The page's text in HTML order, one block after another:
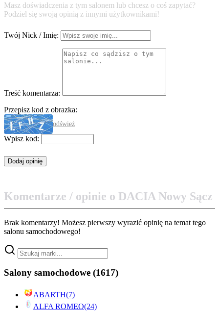
Masz doświadczenia z tym salonem lub chcesz o coś zapytać?
Podziel się swoją opinią z innymi użytkownikami!
Twój Nick / Imię:
Treść komentarza:
Przepisz kod z obrazka:
odśwież
Wpisz kod:
Komentarze / opinie o DACIA Nowy Sącz
Brak komentarzy! Możesz pierwszy wyrazić opinię na temat tego
salonu samochodowego!
Salony samochodowe (1617)
ABARTH(7)
ALFA ROMEO(24)